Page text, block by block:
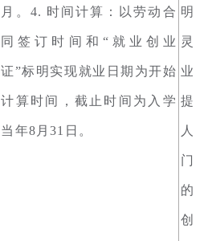
月。4. 时间计算：以劳动合
同签订时间和“就业创业
证”标明实现就业日期为开始
计算时间，截止时间为入学
当年8月31日。
明
灵
业
提
人
门
的“
创